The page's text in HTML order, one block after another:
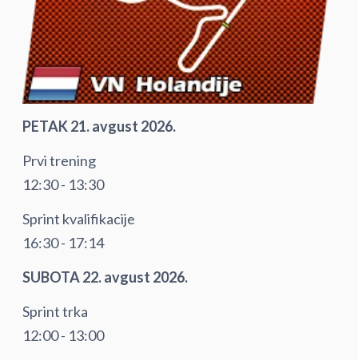
PETAK 21. avgust 2026.
Prvi trening
12:30 - 13:30
Sprint kvalifikacije
16:30 - 17:14
SUBOTA 22. avgust 2026.
Sprint trka
12:00 - 13:00